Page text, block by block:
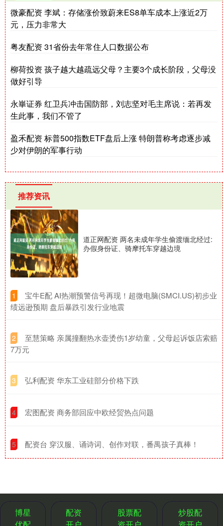
微豪配资 李斌：存储涨价致蔚来ES8单车成本上涨近2万
元，压力非常大
粤友配资 31省份去年常住人口数据公布
柳荷投资 孩子越大越疏远父母？主要3个成长阶段，父母没
做好引导
永崋证券 红卫兵冲击国防部，刘志坚对毛主席说：若再发
生此事，我们不管了
盈禾配资 标普500指数ETF盘后上涨 特朗普称考虑逐步减
少对伊朗的军事行动
推荐资讯
道正网配资 两名未成年学生偷渡缅北经过:
办假身份证、骑摩托车穿越边境
1
​宝牛E配 AI热潮预警信号再现！超微电脑(SMCI.US)初步业
绩远逊预期 盘后暴跌引发行业地震
2
​至慧策略 亲属撞翻热水壶烫伤1岁幼童，父母起诉饭店索赔
7万元
3 ​弘利配资 华东工业硅部分价格下跌
4 ​宏图配资 商务部回应中欧经贸热点问题
5 ​配资台 穿汉服、诵诗词、创作对联，番禺孩子真棒！
博星
配资
股票配
炒股配